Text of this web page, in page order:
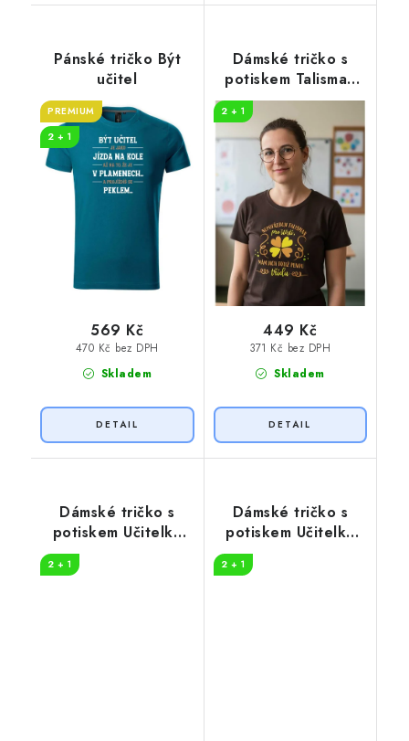
Pánské tričko Být
učitel
PREMIUM
2 + 1
Skladem
470 Kč bez DPH
569 Kč
Dámské tričko s
potiskem Talisman
pro štěstí
2 + 1
Skladem
371 Kč bez DPH
449 Kč
Dámské tričko s
potiskem Učitelka
2 + 1
Dámské tričko s
potiskem Učitelka
2 + 1